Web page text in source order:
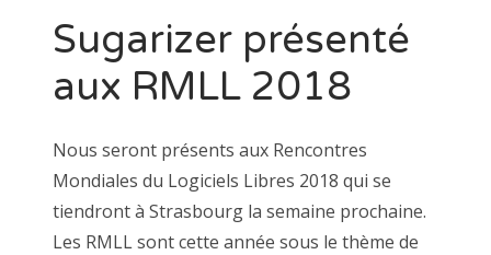
Sugarizer présenté
aux RMLL 2018
Nous seront présents aux Rencontres
Mondiales du Logiciels Libres 2018 qui se
tiendront à Strasbourg la semaine prochaine.
Les RMLL sont cette année sous le thème de